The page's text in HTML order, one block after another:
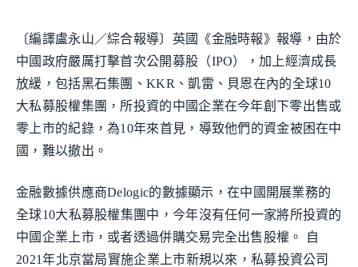
〔編譯盧永山／綜合報導〕英國《金融時報》報導，由於
中國政府嚴厲打擊首次公開募股（IPO），加上經濟成長
放緩，包括黑石集團、KKR、凱雷、貝恩在內的全球10
大私募股權集團，所投資的中國企業在今年創下零出售或
零上市的紀錄，為10年來首見，導致他們的資金被困在中
國，難以撤出。
金融數據供應商Delogic的數據顯示，在中國開展業務的
全球10大私募股權集團中，今年沒有任何一家將所投資的
中國企業上市，或者透過併購交易完全出售股權。 自
2021年北京當局實施企業上市新規以來，私募投資公司